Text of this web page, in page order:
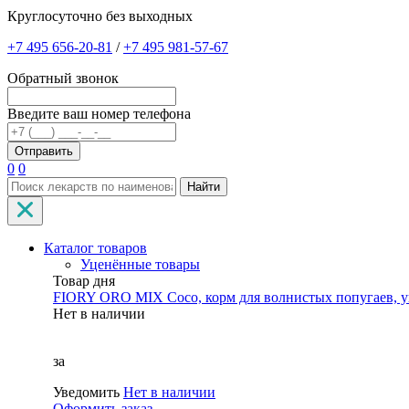
Круглосуточно без выходных
+7 495 656-20-81 /+7 495 981-57-67
Обратный звонок
Введите ваш номер телефона
0 0
Найти
Каталог товаров
Уценённые товары
Товар дня
FIORY ORO MIX Coco, корм для волнистых попугаев,
Нет в наличии
за
Уведомить Нет в наличии